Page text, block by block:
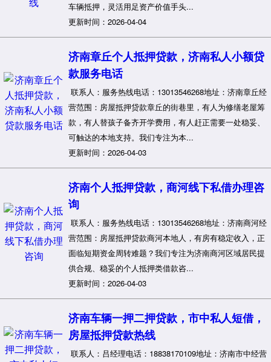
车辆抵押，灵活用足资产价值手头...
更新时间：2026-04-04
济南章丘个人抵押贷款，济南私人小额贷
款服务电话
联系人：服务热线电话：13013546268地址：济南章丘经
营范围：房屋抵押贷款章丘的街巷里，有人为修缮老屋筹
款，有人替孩子备齐开学费用，有人赶正需要一处稳妥、
可触达的本地支持。我们专注为本...
更新时间：2026-04-03
济南个人抵押贷款，商河线下私借办理咨
询
联系人：服务热线电话：13013546268地址：济南商河经
营范围：房屋抵押贷款商河本地人，有房有稳定收入，正
面临短期资金周转难题？我们专注为济南商河区域居民提
供合规、稳妥的个人抵押类借款咨...
更新时间：2026-04-03
济南车辆一押二押贷款，市中私人短借，
房屋抵押贷款热线
联系人：吕经理电话：18838170109地址：济南市中经营